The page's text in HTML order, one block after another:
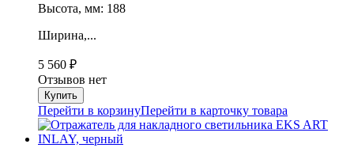
Высота, мм: 188
Ширина,...
5 560 ₽
Отзывов нет
Перейти в корзинуПерейти в карточку товара